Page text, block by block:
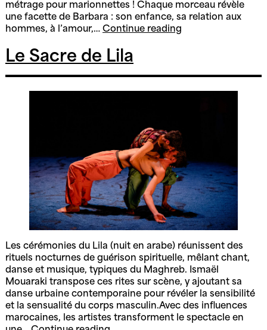
métrage pour marionnettes ! Chaque morceau révèle
une facette de Barbara : son enfance, sa relation aux
hommes, à l’amour,… Continue readingUn
Le Sacre de Lila
Les cérémonies du Lila (nuit en arabe) réunissent des
rituels nocturnes de guérison spirituelle, mêlant chant,
danse et musique, typiques du Maghreb. Ismaël
Mouaraki transpose ces rites sur scène, y ajoutant sa
danse urbaine contemporaine pour révéler la sensibilité
et la sensualité du corps masculin.Avec des influences
marocaines, les artistes transforment le spectacle en